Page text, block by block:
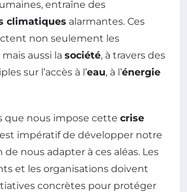
entraîne des
climatiques alarmantes. Ces
non seulement les
mais aussi la société, à travers des
sur l’accès à l’eau, à l’énergie
que nous impose cette crise
est impératif de développer notre
de nous adapter à ces aléas. Les
et les organisations doivent
concrètes pour protéger